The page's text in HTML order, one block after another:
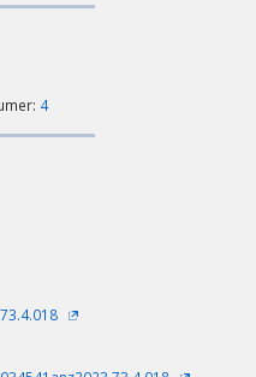
4